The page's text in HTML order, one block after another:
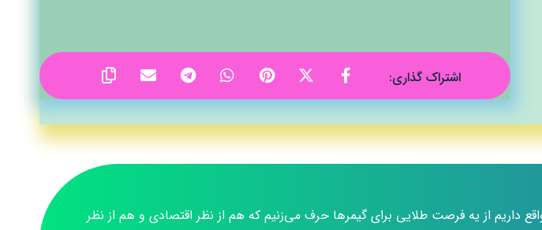
داریم از یه فرصت طلایی برای گیمرها حرف می‌زنیم که هم از نظر اقتصادی و هم از نظر